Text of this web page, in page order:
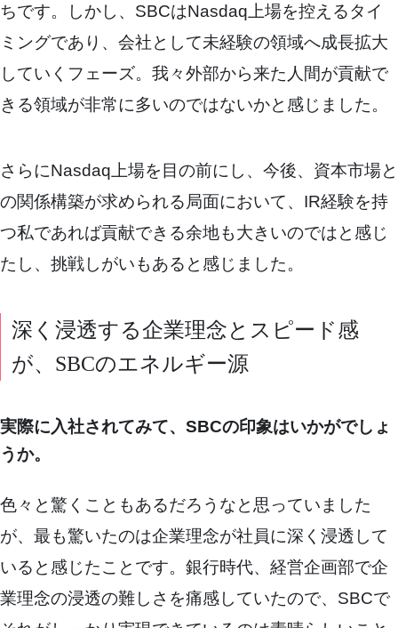
ちです。しかし、SBCはNasdaq上場を控えるタイ
ミングであり、会社として未経験の領域へ成長拡大
していくフェーズ。我々外部から来た人間が貢献で
きる領域が非常に多いのではないかと感じました。
さらにNasdaq上場を目の前にし、今後、資本市場と
の関係構築が求められる局面において、IR経験を持
つ私であれば貢献できる余地も大きいのではと感じ
たし、挑戦しがいもあると感じました。
深く浸透する企業理念とスピード感
が、SBCのエネルギー源
実際に入社されてみて、SBCの印象はいかがでしょ
うか。
色々と驚くこともあるだろうなと思っていました
が、最も驚いたのは企業理念が社員に深く浸透して
いると感じたことです。銀行時代、経営企画部で企
業理念の浸透の難しさを痛感していたので、SBCで